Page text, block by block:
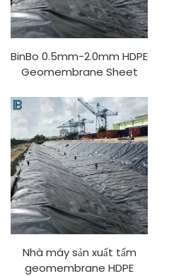
BinBo 0.5mm-2.0mm HDPE
Geomembrane Sheet
chứa, đập, trang trại cá,
mỏ được làm từ PVC LDPE
EVA LLDPE
Nhà máy sản xuất tấm
geomembrane HDPE